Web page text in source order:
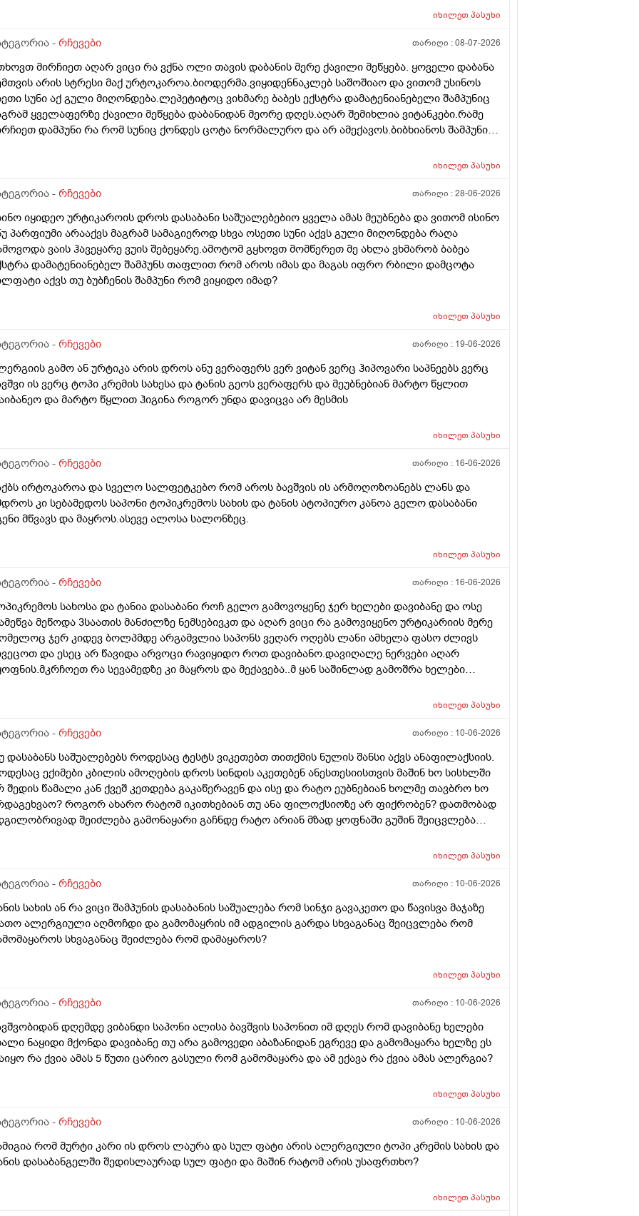
იხილეთპასუხი
- რჩევები თარიღი :08-07-2026
მირჩიეთ აღარ ვიცი რა ვქნა ოლი თავის დაბანის მერე ქავილი მეწყება. ყოველი დაბანა
არის სტრესი მაქ ურტოკაროა.ბიოდერმა.ვიყიდენნაკლებ საშოშიაო და ვითომ უსინოს
სუნი აქ გული მიღონდება.ლეპეტიტოც ვიხმარე ბაბეს ექსტრა დამატენიანებელი შამპუნიც
ყველაფერზე ქავილი მეწყება დაბანიდან მეორე დღეს.აღარ შემიხლია ვიტანკები.რამე
დამპუნი რა რომ სუნიც ქონდეს ცოტა ნორმალურო და არ ამექავოს.ბიბხიანოს შამპუნი
აოხმაროა და ასე მგონია ბაბე იფრო ნახია და თუ ბაბე მახლევს ქავილს ბიბჩენი იგრო
ბინჩენი უკეთესია რონელი?სხვადასხვა აქვს ბუბჩენს
იხილეთპასუხი
- რჩევები თარიღი :28-06-2026
იყიდეო ურტიკაროის დროს დასაბანი საშუალებებიო ყველა ამას მეუბნება და ვითომ ისინო
პარფიუმი არააქვს მაგრამ სამაგიეროდ სხვა ოსეთი სუნი აქვს გული მიღონდება რაღა
ვაის ჰავეყარე ვუის შებეყარე.ამოტომ გყხოვთ მომწერეთ მე ახლა ვხმარობ ბაბეა
დამატენიანებელ შამპუნს თაფლით რომ აროს იმას და მაგას იფრო რბილი დამცოტა
აქვს თუ ბუბჩენის შამპუნი რომ ვიყიდო იმად?
იხილეთპასუხი
- რჩევები თარიღი : 19-06-2026
გამო ან ურტიკა არის დროს ანუ ვერაფერს ვერ ვიტან ვერც ჰიპოვარი საპნეებს ვერც
ის ვერც ტოპი კრემის სახესა და ტანის გეოს ვერაფერს და მეუბნებიან მარტო წყლით
და მარტო წყლით ჰიგინა როგორ უნდა დავიცვა არ მესმის
იხილეთპასუხი
- რჩევები თარიღი : 16-06-2026
ირტოკაროა და სველო სალფეტკებო რომ აროს ბავშვის ის არმოღოზოანებს ლანს და
კი სებამედოს საპონი ტოპიკრემოს სახის და ტანის ატოპიურო კანოა გელო დასაბანი
მწვავს და მაყროს.ასევე ალოსა სალონზეც.
იხილეთპასუხი
- რჩევები თარიღი : 16-06-2026
სახოსა და ტანია დასაბანი როჩ გელო გამოვოყენე ჯერ ხელები დავიბანე და ოსე
მეწოდა 3საათის მანძილზე ნემსებივკთ და აღარ ვიცი რა გამოვიყენო ურტიკარიის მერე
ჯერ კიდევ ბოლპმდე არგამვლია საპონს ვეღარ ოღებს ლანი ამხელა ფასო ძლივს
და ესეც არ წავიდა არვოცი რავიყიდო როთ დავიბანო.დავიღალე ნერვები აღარ
რა სევამედზე კი მაყროს და მექავება..მ ყან საშინლად გამოშრა ხელები
იხილეთპასუხი
- რჩევები თარიღი : 10-06-2026
დასაბანს საშუალებებს როდესაც ტესტს ვიკეთებთ თითქმის ნულის შანსი აქვს ანაფილაქსიის.
ექიმები კბილის ამოღების დროს სინდის აკეთებენ ანესთესიისთვის მაშინ ხო სისხლში
შედის წამალი კან ქვეშ კეთდება გაკაწერავენ და ისე და რატო ეუბნებიან ხოლმე თავბრო ხო
როგორ ახარო რატომ იკითხებიან თუ ანა ფილოქსიოზე არ ფიქრობენ? დათმობად
შეიძლება გამონაყარი გაჩნდე რატო არიან მზად ყოფნაში გუშინ შეიცვლება
იხილეთპასუხი
- რჩევები თარიღი : 10-06-2026
სახის ან რა ვიცი შამპუნის დასაბანის საშუალება რომ სინჯი გავაკეთო და წავისვა მაჯაზე
ალერგიული აღმოჩდი და გამომაყრის იმ ადგილის გარდა სხვაგანაც შეიცვლება რომ
სხვაგანაც შეიძლება რომ დამაყაროს?
იხილეთპასუხი
- რჩევები თარიღი : 10-06-2026
დღემდე ვიბანდი საპონი ალისა ბავშვის საპონით იმ დღეს რომ დავიბანე ხელები
ნაყიდი მქონდა დავიბანე თუ არა გამოვედი აბაზანიდან ეგრევე და გამომაყარა ხელზე ეს
რა ქვია ამას 5 წუთი ცარიო გასული რომ გამომაყარა და ამ ექავა რა ქვია ამას ალერგია?
იხილეთპასუხი
- რჩევები თარიღი : 10-06-2026
რომ მურტი კარი ის დროს ლაურა და სულ ფატი არის ალერგიული ტოპი კრემის სახის და
დასაბანგელში შედისლაურად სულ ფატი და მაშინ რატომ არის უსაფრთხო?
იხილეთპასუხი